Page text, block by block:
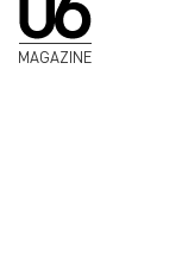
MAGAZINE